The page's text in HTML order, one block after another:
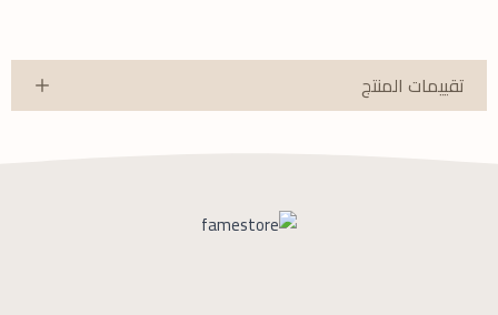
تقييمات المنتج